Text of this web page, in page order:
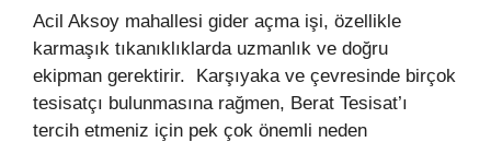
Acil Aksoy mahallesi gider açma işi, özellikle
karmaşık tıkanıklıklarda uzmanlık ve doğru
ekipman gerektirir. Karşıyaka ve çevresinde birçok
tesisatçı bulunmasına rağmen, Berat Tesisat’ı
tercih etmeniz için pek çok önemli neden